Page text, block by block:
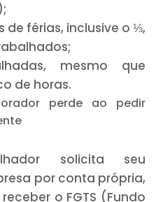
de férias, inclusive o ⅓,
mesmo que
de horas.
perde ao pedir
solicita seu
por conta própria,
o FGTS (Fundo